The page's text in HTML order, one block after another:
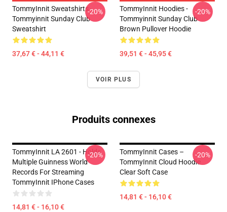
TommyInnit Sweatshirts -
Tommyinnit Sunday Club
Sweatshirt
37,67 € - 44,11 €
-20%
TommyInnit Hoodies -
Tommyinnit Sunday Club
Brown Pullover Hoodie
39,51 € - 45,95 €
-20%
VOIR PLUS
Produits connexes
TommyInnit LA 2601 - Holds
Multiple Guinness World
Records For Streaming
TommyInnit IPhone Cases
14,81 € - 16,10 €
-20%
TommyInnit Cases –
TommyInnit Cloud Hoodie
Clear Soft Case
14,81 € - 16,10 €
-20%